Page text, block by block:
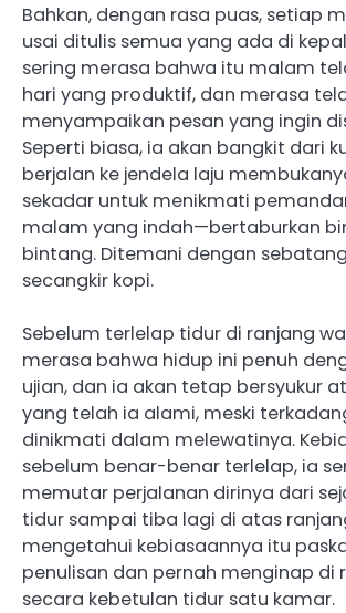
Bahkan, dengan rasa puas, setiap
usai ditulis semua yang ada di
sering merasa bahwa itu malam
hari yang produktif, dan merasa
menyampaikan pesan yang ingin
Seperti biasa, ia akan bangkit dari
berjalan ke jendela laju
sekadar untuk menikmati
malam yang indah—bertaburkan
bintang. Ditemani dengan
secangkir kopi.
Sebelum terlelap tidur di ranjang
merasa bahwa hidup ini penuh
ujian, dan ia akan tetap bersyukur
yang telah ia alami, meski
dinikmati dalam melewatinya.
sebelum benar-benar terlelap, ia
memutar perjalanan dirinya dari
tidur sampai tiba lagi di atas
mengetahui kebiasaannya itu
penulisan dan pernah menginap di
secara kebetulan tidur satu kamar.